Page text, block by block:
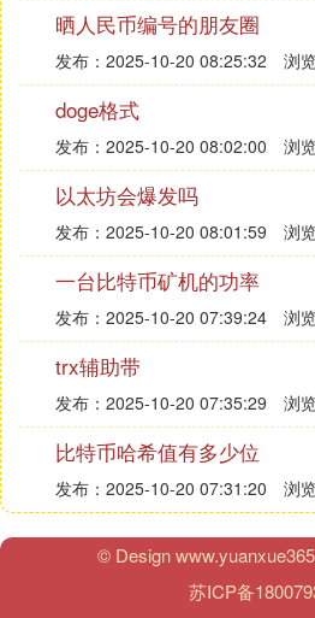
7. 如何转入USDT?
点击图片红色箭头处的加号，
拉找到USDT，或者直接搜索
SDT右侧的按钮，切换成开启
包主页就可以发现钱包中就出
了。
注意：imToken支持基于比特币
T) ，基于以太坊的
场的 USDT(TRC20 USDT)，
账。
可以通过地址确认USDT是属于
Omni USDT的地址是以1或3
存放在 BTC 钱包里。
ERC20 USDT的地址是0x开头
放在 ETH 钱包里。
放在 TRX 钱包里
晒人民币编号的朋友圈
发布：2025-10-20 08:25:32 浏
doge格式
发布：2025-10-20 08:02:00 浏
以太坊会爆发吗
发布：2025-10-20 08:01:59 浏
一台比特币矿机的功率
发布：2025-10-20 07:39:24 浏
trx辅助带
发布：2025-10-20 07:35:29 浏
比特币哈希值有多少位
发布：2025-10-20 07:31:20 浏
© Design
苏ICP备